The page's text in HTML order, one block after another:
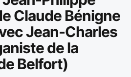
Claude Bénigne
Jean-Charles
de la
Belfort)